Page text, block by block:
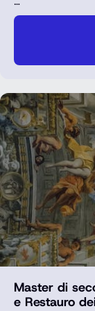
Master di
e Restauro